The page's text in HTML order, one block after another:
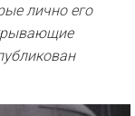
лично его